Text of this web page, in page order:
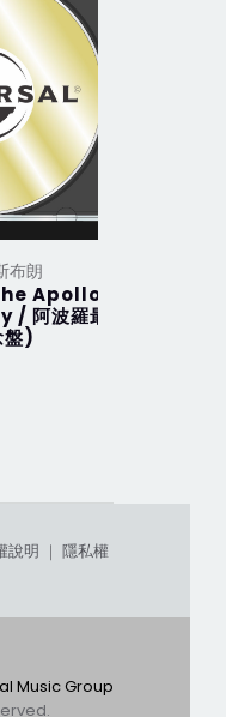
布朗
Apollo:
阿波羅最
盤)
說明 ｜ 隱私權
Music Group